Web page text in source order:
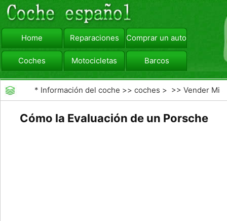
Home Reparaciones Comprar un automóvil
Coches Motocicletas Barcos
viajar Camiones
* Información del coche >>coches > >>Vender Mi
Cómo la Evaluación de un Porsche